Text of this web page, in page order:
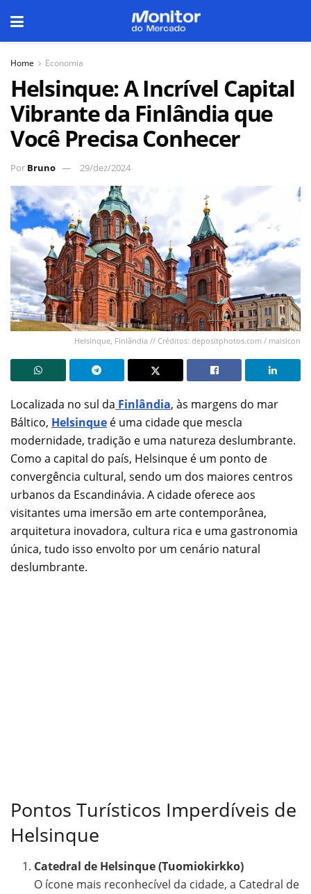
Home Economia
Helsinque: A Incrível Capital
Vibrante da Finlândia que
Você Precisa Conhecer
Por Bruno 29/dez/2024
Helsinque, Finlândia // Créditos: depositphotos.com / maisicon
Localizada no sul da Finlândia, às margens do mar
Báltico, Helsinque é uma cidade que mescla
modernidade, tradição e uma natureza deslumbrante.
Como a capital do país, Helsinque é um ponto de
convergência cultural, sendo um dos maiores centros
urbanos da Escandinávia. A cidade oferece aos
visitantes uma imersão em arte contemporânea,
arquitetura inovadora, cultura rica e uma gastronomia
única, tudo isso envolto por um cenário natural
deslumbrante.
Pontos Turísticos Imperdíveis de
Helsinque
Catedral de Helsinque (Tuomiokirkko)
O ícone mais reconhecível da cidade, a Catedral de